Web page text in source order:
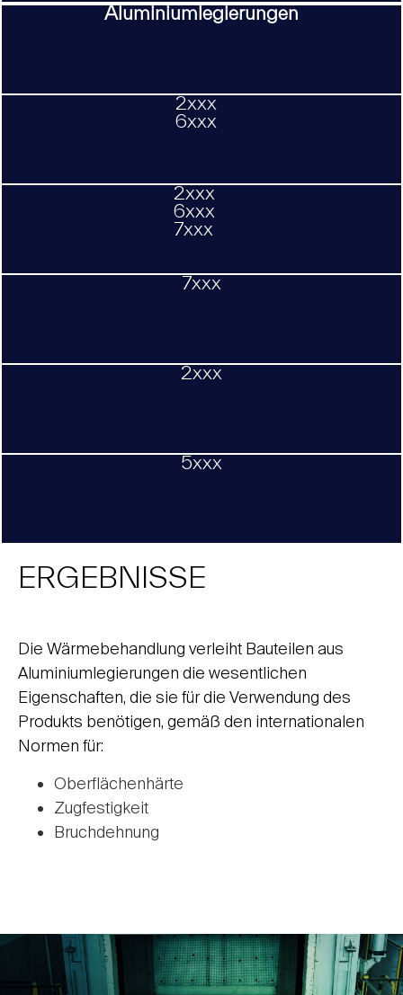
Aluminiumlegierungen
2xxx
6xxx
2xxx
6xxx
7xxx
7xxx
2xxx
5xxx
ERGEBNISSE
Die Wärmebehandlung verleiht Bauteilen aus
Aluminiumlegierungen die wesentlichen
Eigenschaften, die sie für die Verwendung des
Produkts benötigen, gemäß den internationalen
Normen für:
Oberflächenhärte
Zugfestigkeit
Bruchdehnung